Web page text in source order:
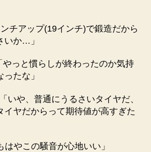
チアップ(19インチ)で鍛造だから
いか…」
やっと慣らしが終わったのか気持
たな」
いや、普通にうるさいタイヤだ、
イヤだからって期待値が高すぎた
はやこの騒音が心地いい」